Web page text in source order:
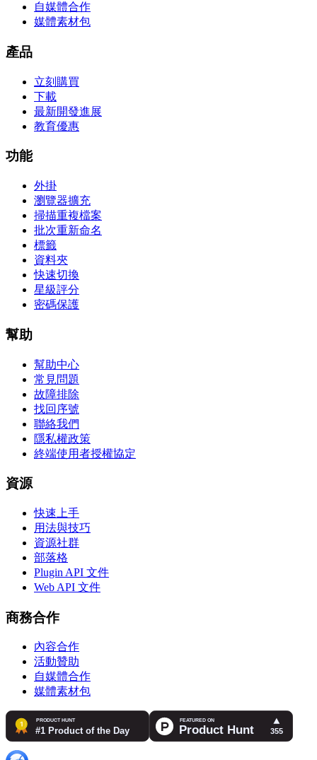
自媒體合作
媒體素材包
產品
立刻購買
下載
最新開發進展
教育優惠
功能
外掛
瀏覽器擴充
掃描重複檔案
批次重新命名
標籤
資料夾
快速切換
星級評分
密碼保護
幫助
幫助中心
常見問題
故障排除
找回序號
聯絡我們
隱私權政策
終端使用者授權協定
資源
快速上手
用法與技巧
資源社群
部落格
Plugin API 文件
Web API 文件
商務合作
內容合作
活動贊助
自媒體合作
媒體素材包